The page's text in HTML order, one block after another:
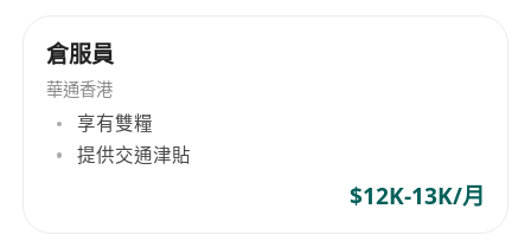
倉服員
華通香港
享有雙糧
提供交通津貼
$12K-13K/月